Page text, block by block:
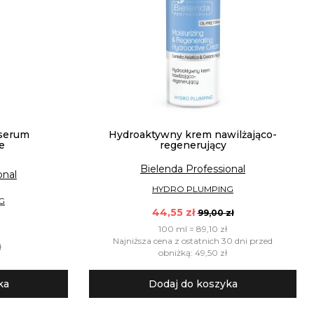
Hydroaktywny krem nawilżająco-
regenerujący
Bielenda Professional
HYDRO PLUMPING
44,55 zł 99,00 zł
100 ml = 89,10 zł
Najniższa cena z ostatnich 30 dni przed
obniżką: 49,50 zł
Dodaj do koszyka